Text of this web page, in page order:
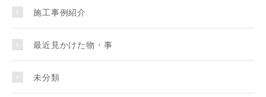
施工事例紹介
最近見かけた物・事
未分類